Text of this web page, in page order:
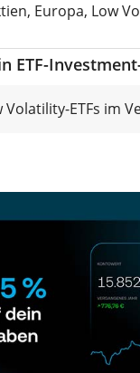
Europa, Low
ETF-
Volatility-ETFs im